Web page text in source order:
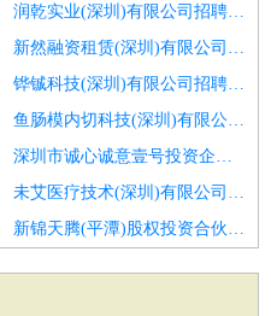
润乾实业(深圳)有限公司招聘财务总监
新然融资租赁(深圳)有限公司招聘财务副总监
铧铖科技(深圳)有限公司招聘应届生
鱼肠模内切科技(深圳)有限公司招聘金融同业经理高级营销顾问
深圳市诚心诚意壹号投资企业(有限合伙)招聘物流营销总监
未艾医疗技术(深圳)有限公司招聘焦煤焦炭贸易业务经理业务总监
新锦天腾(平潭)股权投资合伙企业(有限合伙)招聘市场经理